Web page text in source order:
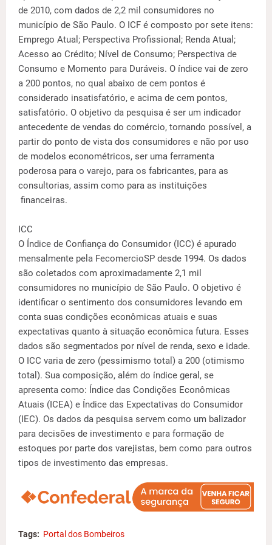
de 2010, com dados de 2,2 mil consumidores no
município de São Paulo. O ICF é composto por sete itens:
Emprego Atual; Perspectiva Profissional; Renda Atual;
Acesso ao Crédito; Nível de Consumo; Perspectiva de
Consumo e Momento para Duráveis. O índice vai de zero
a 200 pontos, no qual abaixo de cem pontos é
considerado insatisfatório, e acima de cem pontos,
satisfatório. O objetivo da pesquisa é ser um indicador
antecedente de vendas do comércio, tornando possível, a
partir do ponto de vista dos consumidores e não por uso
de modelos econométricos, ser uma ferramenta
poderosa para o varejo, para os fabricantes, para as
consultorias, assim como para as instituições
financeiras.
ICC
O Índice de Confiança do Consumidor (ICC) é apurado
mensalmente pela FecomercioSP desde 1994. Os dados
são coletados com aproximadamente 2,1 mil
consumidores no município de São Paulo. O objetivo é
identificar o sentimento dos consumidores levando em
conta suas condições econômicas atuais e suas
expectativas quanto à situação econômica futura. Esses
dados são segmentados por nível de renda, sexo e idade.
O ICC varia de zero (pessimismo total) a 200 (otimismo
total). Sua composição, além do índice geral, se
apresenta como: Índice das Condições Econômicas
Atuais (ICEA) e Índice das Expectativas do Consumidor
(IEC). Os dados da pesquisa servem como um balizador
para decisões de investimento e para formação de
estoques por parte dos varejistas, bem como para outros
tipos de investimento das empresas.
Tags: Portal dos Bombeiros